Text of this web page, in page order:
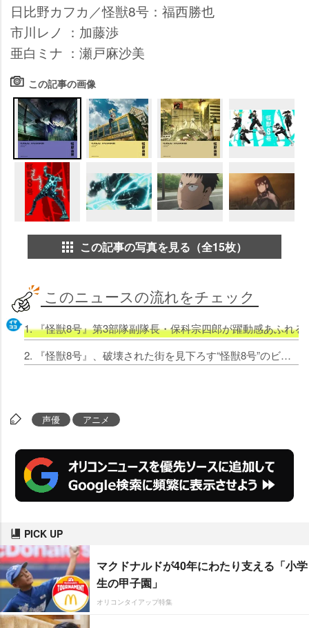
日比野カフカ／怪獣8号：福西勝也
市川レノ ：加藤渉
亜白ミナ ：瀬戸麻沙美
この記事の画像
この記事の写真を見る（全15枚）
このニュースの流れをチェック
1. 『怪獣8号』第3部隊副隊長・保科宗四郎が躍動感あふれ
2. 『怪獣8号』、破壊された街を見下ろす“怪獣8号”のビジュアル公開 ジャンプフェスタではキコル＆保科副隊長のキャスト解禁
声優 アニメ
PICK UP
マクドナルドが40年にわたり支える「小学
生の甲子園」
オリコンタイアップ特集